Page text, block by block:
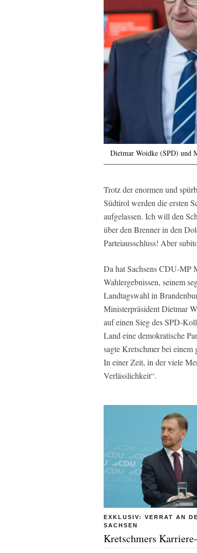
Dietmar Woidke (SPD) und
Trotz der enormen und
Südtirol werden die ersten
aufgelassen. Ich will den
über den Brenner in den
Parteiausschluss! Aber
Da hat Sachsens CDU-MP
Wahlergebnissen, seinem
Landtagswahl in
Ministerpräsident Dietmar
auf einen Sieg des SPD-
Land eine demokratische
sagte Kretschmer bei einem
In einer Zeit, in der viele
Verlässlichkeit“.
EXKLUSIV: VERRAT AN
SACHSEN
Kretschmers